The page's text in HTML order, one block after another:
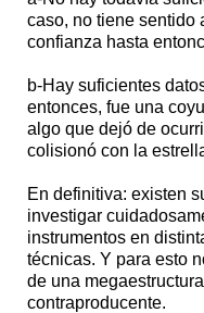
caso, no tiene sentido
confianza hasta
b-Hay suficientes
entonces, fue una
algo que dejó de
colisionó con la
En definitiva: existen
investigar
instrumentos en
técnicas. Y para esto
de una
contraproducente.